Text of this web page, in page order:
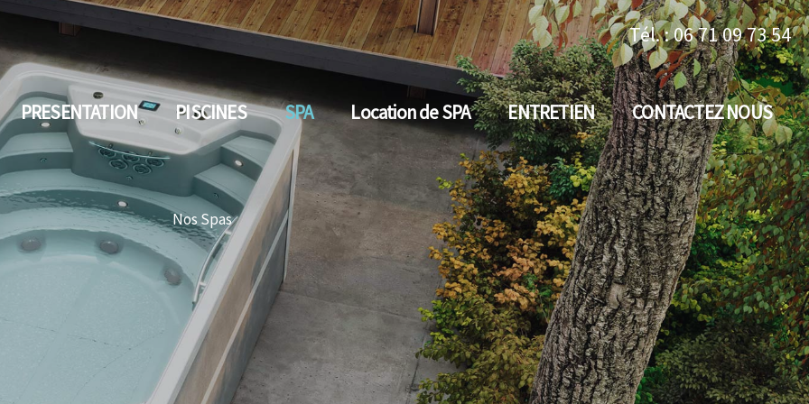
Tél. : 06 71 09 73 54
PRESENTATION PISCINES SPA Location de SPA ENTRETIEN CONTACTEZ NOUS
Nos Spas